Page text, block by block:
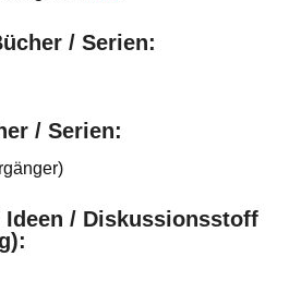
/ Serien:
/ Serien:
Ideen / Diskussionsstoff